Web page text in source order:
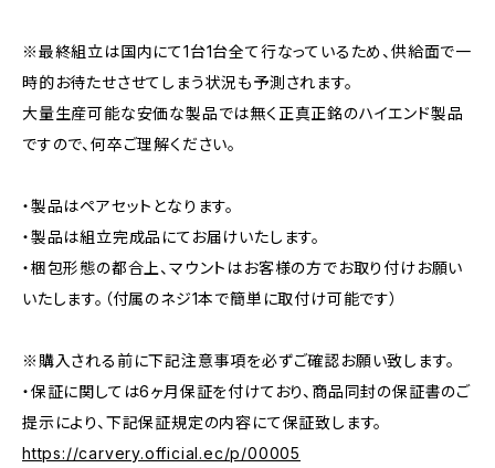
※最終組立は国内にて1台1台全て行なっているため、供給面で一
時的お待たせさせてしまう状況も予測されます。
大量生産可能な安価な製品では無く正真正銘のハイエンド製品
ですので、何卒ご理解ください。
・製品はペアセットとなります。
・製品は組立完成品にてお届けいたします。
・梱包形態の都合上、マウントはお客様の方でお取り付けお願い
いたします。（付属のネジ1本で簡単に取付け可能です）
※購入される前に下記注意事項を必ずご確認お願い致します。
・保証に関しては6ヶ月保証を付けており、商品同封の保証書のご
提示により、下記保証規定の内容にて保証致します。
https://carvery.official.ec/p/00005